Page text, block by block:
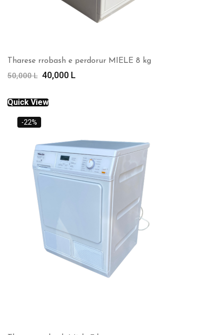
Tharese rrobash e perdorur MIELE 8 kg
50,000L Çmimi
qe:
50,000 L.
40,000 L
Quick View
-22%